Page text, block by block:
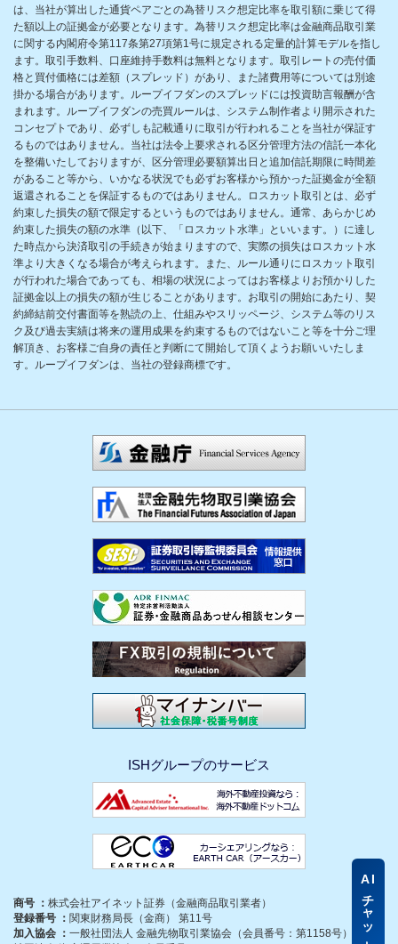
は、当社が算出した通貨ペアごとの為替リスク想定比率を取引額に乗じて得
た額以上の証拠金が必要となります。為替リスク想定比率は金融商品取引業
に関する内閣府令第117条第27項第1号に規定される定量的計算モデルを指し
ます。取引手数料、口座維持手数料は無料となります。取引レートの売付価
格と買付価格には差額（スプレッド）があり、また諸費用等については別途
掛かる場合があります。ループイフダンのスプレッドには投資助言報酬が含
まれます。ループイフダンの売買ルールは、システム制作者より開示された
コンセプトであり、必ずしも記載通りに取引が行われることを当社が保証す
るものではありません。当社は法令上要求される区分管理方法の信託一本化
を整備いたしておりますが、区分管理必要額算出日と追加信託期限に時間差
があること等から、いかなる状況でも必ずお客様から預かった証拠金が全額
返還されることを保証するものではありません。ロスカット取引とは、必ず
約束した損失の額で限定するというものではありません。通常、あらかじめ
約束した損失の額の水準（以下、「ロスカット水準」といいます。）に達し
た時点から決済取引の手続きが始まりますので、実際の損失はロスカット水
準より大きくなる場合が考えられます。また、ルール通りにロスカット取引
が行われた場合であっても、相場の状況によってはお客様よりお預かりした
証拠金以上の損失の額が生じることがあります。お取引の開始にあたり、契
約締結前交付書面等を熟読の上、仕組みやスリッページ、システム等のリス
ク及び過去実績は将来の運用成果を約束するものではないこと等を十分ご理
解頂き、お客様ご自身の責任と判断にて開始して頂くようお願いいたしま
す。ループイフダンは、当社の登録商標です。
ISHグループのサービス
商号 ： 株式会社アイネット証券（金融商品取引業者）
登録番号 ： 関東財務局長（金商） 第11号
加入協会 ： 一般社団法人 金融先物取引業協会（会員番号：第1158号）、一般
AI
チャットに質問